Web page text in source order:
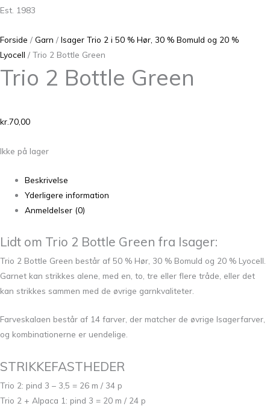
Est. 1983
Forside / Garn / Isager Trio 2 i 50 % Hør, 30 % Bomuld og 20 %
Lyocell / Trio 2 Bottle Green
Trio 2 Bottle Green
kr.70,00
Ikke på lager
Beskrivelse
Yderligere information
Anmeldelser (0)
Lidt om Trio 2 Bottle Green fra Isager:
Trio 2 Bottle Green består af 50 % Hør, 30 % Bomuld og 20 % Lyocell.
Garnet kan strikkes alene, med en, to, tre eller flere tråde, eller det
kan strikkes sammen med de øvrige garnkvaliteter.
Farveskalaen består af 14 farver, der matcher de øvrige Isagerfarver,
og kombinationerne er uendelige.
STRIKKEFASTHEDER
Trio 2: pind 3 – 3,5 = 26 m / 34 p
Trio 2 + Alpaca 1: pind 3 = 20 m / 24 p